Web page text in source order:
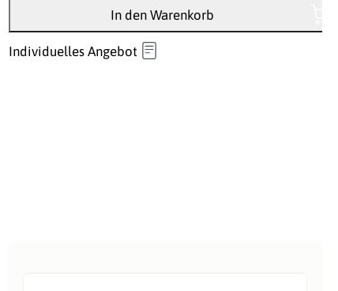
In den Warenkorb
Individuelles Angebot